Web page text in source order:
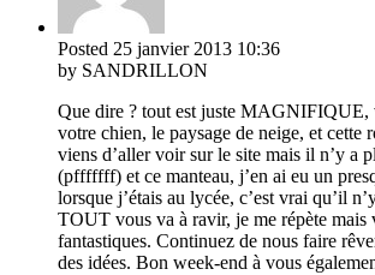
Posted 25 janvier 2013 10:36
by SANDRILLON
Que dire ? tout est juste MAGNIFIQUE,
votre chien, le paysage de neige, et cette
viens d’aller voir sur le site mais il n’y a
(pfffffff) et ce manteau, j’en ai eu un
lorsque j’étais au lycée, c’est vrai qu’il
TOUT vous va à ravir, je me répète mais
fantastiques. Continuez de nous faire
des idées. Bon week-end à vous